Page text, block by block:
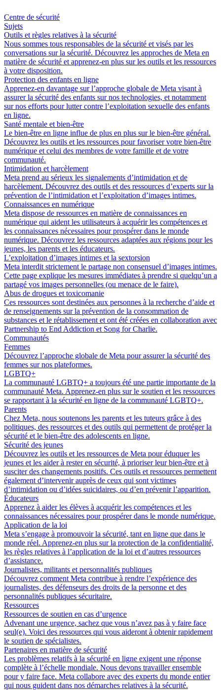
Centre de sécurité
Sujets
Outils et règles relatives à la sécurité
Nous sommes tous responsables de la sécurité et visés par les
conversations sur la sécurité. Découvrez les approches de Meta en
matière de sécurité et apprenez-en plus sur les outils et les ressources
à votre disposition.
Protection des enfants en ligne
Apprenez-en davantage sur l’approche globale de Meta visant à
assurer la sécurité des enfants sur nos technologies, et notamment
sur nos efforts pour lutter contre l’exploitation sexuelle des enfants
en ligne.
Santé mentale et bien-être
Le bien-être en ligne influe de plus en plus sur le bien-être général.
Découvrez les outils et les ressources pour favoriser votre bien-être
numérique et celui des membres de votre famille et de votre
communauté.
Intimidation et harcèlement
Meta prend au sérieux les signalements d’intimidation et de
harcèlement. Découvrez des outils et des ressources d’experts sur la
prévention de l’intimidation et l’exploitation d’images intimes.
Connaissances en numérique
Meta dispose de ressources en matière de connaissances en
numérique qui aident les utilisateurs à acquérir les compétences et
les connaissances nécessaires pour prospérer dans le monde
numérique. Découvrez les ressources adaptées aux régions pour les
jeunes, les parents et les éducateurs.
L’exploitation d’images intimes et la sextorsion
Meta interdit strictement le partage non consensuel d’images intimes.
Cette page explique les mesures immédiates à prendre si quelqu’un a
partagé vos images personnelles (ou menace de le faire).
Abus de drogues et toxicomanie
Ces ressources sont destinées aux personnes à la recherche d’aide et
de renseignements sur la prévention de la consommation de
substances et le rétablissement et ont été créées en collaboration avec
Partnership to End Addiction et Song for Charlie.
Communautés
Femmes
Découvrez l’approche globale de Meta pour assurer la sécurité des
femmes sur nos plateformes.
LGBTQ+
La communauté LGBTQ+ a toujours été une partie importante de la
communauté Meta. Apprenez-en plus sur le soutien et les ressources
se rapportant à la sécurité en ligne de la communauté LGBTQ+.
Parents
Chez Meta, nous soutenons les parents et les tuteurs grâce à des
politiques, des ressources et des outils qui permettent de protéger la
sécurité et le bien-être des adolescents en ligne.
Sécurité des jeunes
Découvrez les outils et les ressources de Meta pour éduquer les
jeunes et les aider à rester en sécurité, à prioriser leur bien-être et à
susciter des changements positifs. Ces outils et ressources permettent
également d’intervenir auprès de ceux qui sont victimes
d’intimidation ou d’idées suicidaires, ou d’en prévenir l’apparition.
Éducateurs
Apprenez à aider les élèves à acquérir les compétences et les
connaissances nécessaires pour prospérer dans le monde numérique.
Application de la loi
Meta s’engage à promouvoir la sécurité, tant en ligne que dans le
monde réel. Apprenez-en plus sur la protection de la confidentialité,
les règles relatives à l’application de la loi et d’autres ressources
d’assistance.
Journalistes, militants et personnalités publiques
Découvrez comment Meta contribue à rendre l’expérience des
journalistes, des défenseurs des droits de la personne et des
personnalités publiques sécuritaire.
Ressources
Ressources de soutien en cas d’urgence
Advenant une urgence, sachez que vous n’avez pas à y faire face
seul(e). Voici des ressources qui vous aideront à obtenir rapidement
le soutien de spécialistes.
Partenaires en matière de sécurité
Les problèmes relatifs à la sécurité en ligne exigent une réponse
complète à l’échelle mondiale. Nous devons travailler ensemble
pour y faire face. Meta collabore avec des experts du monde entier
qui nous guident dans nos démarches relatives à la sécurité.